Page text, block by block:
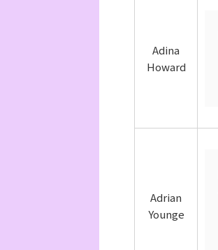
Adina
Howard
Adrian
Younge